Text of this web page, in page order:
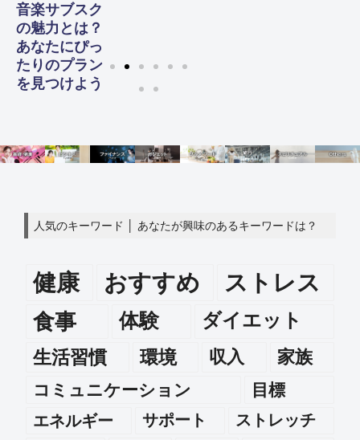
音楽サブスク
の魅力とは？
あなたにぴっ
たりのプラン
を見つけよう
人気のキーワード │ あなたが興味のあるキーワードは？
健康 おすすめ ストレス
食事 体験
ダイエット
生活習慣
環境 収入 家族
コミュニケーション
目標
エネルギー
サポート
ストレッチ